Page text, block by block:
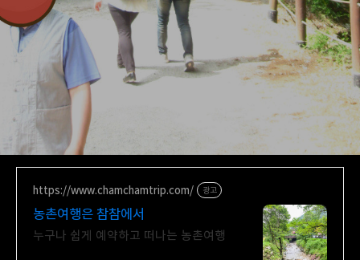
https://www.chamchamtrip.com/ 광고
농촌여행은 참참에서
누구나 쉽게 예약하고 떠나는 농촌여행